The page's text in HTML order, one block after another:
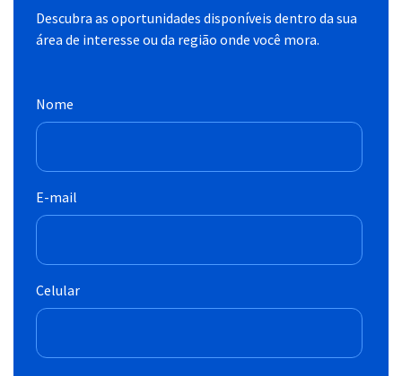
Descubra as oportunidades disponíveis dentro da sua
área de interesse ou da região onde você mora.
Nome
E-mail
Celular